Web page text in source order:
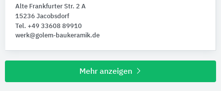
Alte Frankfurter Str. 2 A
15236 Jacobsdorf
Tel. +49 33608 89910
werk@golem-baukeramik.de
Mehr anzeigen